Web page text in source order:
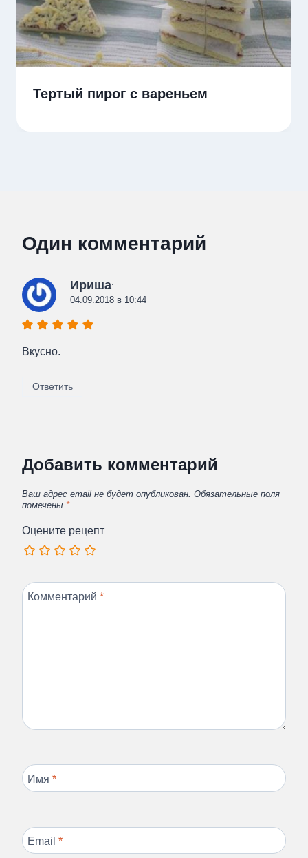
Тертый пирог с вареньем
Один комментарий
Ириша:
04.09.2018 в 10:44
Вкусно.
Ответить
Добавить комментарий
Ваш адрес email не будет опубликован. Обязательные поля
помечены *
Оцените рецепт
Комментарий *
Имя *
Email *